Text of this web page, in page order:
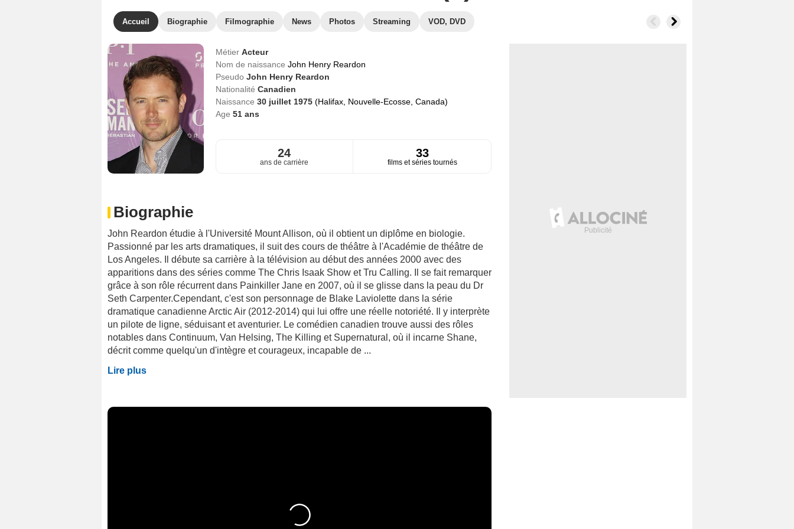
Accueil Biographie Filmographie News Photos Streaming VOD, DVD
Métier Acteur
Nom de naissance John Henry Reardon
Pseudo John Henry Reardon
Nationalité Canadien
Naissance 30 juillet 1975 (Halifax, Nouvelle-Ecosse, Canada)
Age 51ans
24
ans de carrière
33
films et séries tournés
Biographie
John Reardon étudie à l'Université Mount Allison, où il obtient un diplôme en biologie.
Passionné par les arts dramatiques, il suit des cours de théâtre à l'Académie de théâtre de
Los Angeles. Il débute sa carrière à la télévision au début des années 2000 avec des
apparitions dans des séries comme The Chris Isaak Show et Tru Calling. Il se fait remarquer
grâce à son rôle récurrent dans Painkiller Jane en 2007, où il se glisse dans la peau du Dr
Seth Carpenter.Cependant, c'est son personnage de Blake Laviolette dans la série
dramatique canadienne Arctic Air (2012-2014) qui lui offre une réelle notoriété. Il y interprète
un pilote de ligne, séduisant et aventurier. Le comédien canadien trouve aussi des rôles
notables dans Continuum, Van Helsing, The Killing et Supernatural, où il incarne Shane,
décrit comme quelqu'un d'intègre et courageux, incapable de ...
Lire plus